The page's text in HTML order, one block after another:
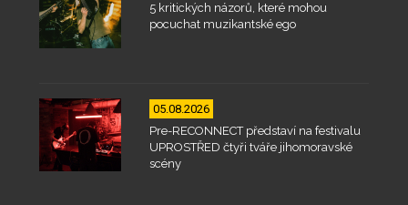
5 kritických názorů, které mohou
pocuchat muzikantské ego
05.08.2026
Pre-RECONNECT představí na festivalu
UPROSTŘED čtyři tváře jihomoravské
scény